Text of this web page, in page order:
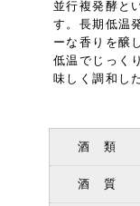
並行複発酵と
す。長期低温
ーな香りを醸
低温でじっく
味しく調和し
酒 類
酒 質